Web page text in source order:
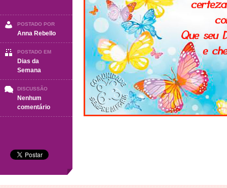
POSTADO POR
Anna Rebello
POSTADO EM
Dias da
Semana
DISCUSSÃO
Nenhum
comentárioem
Domingo